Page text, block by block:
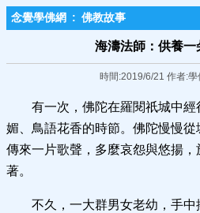
念覺學佛網 : 佛教故事
海濤法師：供養一
時間:2019/6/21 作者:學
有一次，佛陀在羅閱祇城中
媚、鳥語花香的時節。佛陀慢慢
傳來一片歌聲，多麼哀怨與悠揚
著。
不久，一大群男女老幼，手